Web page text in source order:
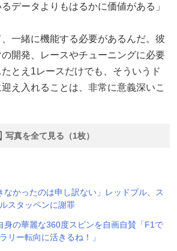
データよりもはるかに価値がある」
、一緒に機能する必要があるんだ。彼
開発、レースやチューニングに必要
とえ1レースだけでも、そういうド
え入れることは、非常に意義深いこ
写真を全て見る（1枚）
なかったのは申し訳ない」レッドブル、ス
スタッペンに謝罪
身の華麗な360度スピンを自画自賛「F1で
リー転向に活きるね！」